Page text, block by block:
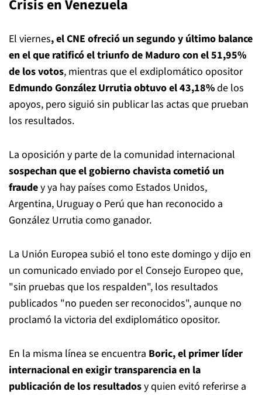
Crisis en Venezuela
El viernes, el CNE ofreció un segundo y último balance
en el que ratificó el triunfo de Maduro con el 51,95%
de los votos, mientras que el exdiplomático opositor
Edmundo González Urrutia obtuvo el 43,18%de los
apoyos, pero siguió sin publicar las actas que prueban
los resultados.
La oposición y parte de la comunidad internacional
sospechan que el gobierno chavista cometió un
fraudey ya hay países como Estados Unidos,
Argentina, Uruguay o Perú que han reconocido a
González Urrutia como ganador.
La Unión Europea subió el tono este domingo y dijo en
un comunicado enviado por el Consejo Europeo que,
"sin pruebas que los respalden", los resultados
publicados "no pueden ser reconocidos", aunque no
proclamó la victoria del exdiplomático opositor.
En la misma línea se encuentra Boric, el primer líder
internacional en exigir transparencia en la
publicación de los resultadosy quien evitó referirse a